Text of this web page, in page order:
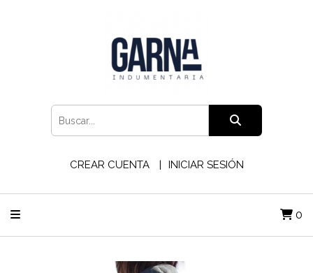
CREAR CUENTA INICIAR SESIÓN
0